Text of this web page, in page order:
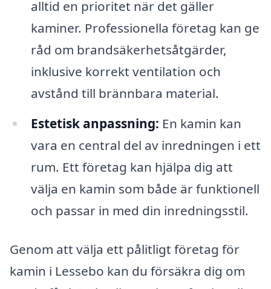
alltid en prioritet när det gäller
kaminer. Professionella företag kan ge
råd om brandsäkerhetsåtgärder,
inklusive korrekt ventilation och
avstånd till brännbara material.
Estetisk anpassning: En kamin kan
vara en central del av inredningen i ett
rum. Ett företag kan hjälpa dig att
välja en kamin som både är funktionell
och passar in med din inredningsstil.
Genom att välja ett pålitligt företag för
kamin i Lessebo kan du försäkra dig om